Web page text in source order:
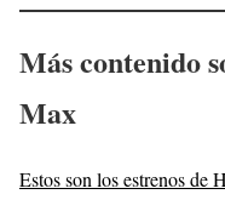
Más contenido
Max
Estos son los estrenos